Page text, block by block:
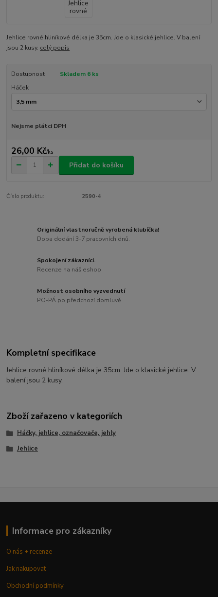
Jehlice rovné hliníkové délka je 35cm. Jde o klasické jehlice. V balení
jsou 2 kusy. celý popis
Dostupnost
Skladem 6 ks
Háček
Nejsme plátci DPH
26,00 Kč/ks
Přidat do košíku
Číslo produktu: 2590-4
Originální vlastnoručně vyrobená klubíčka!
Doba dodání 3-7 pracovních dnů.
Spokojení zákazníci.
Recenze na náš eshop
Možnost osobního vyzvednutí
PO-PÁ po předchozí domluvě
Kompletní specifikace
Jehlice rovné hliníkové délka je 35cm. Jde o klasické jehlice. V
balení jsou 2 kusy.
Zboží zařazeno v kategoriích
Háčky, jehlice, označovače, jehly
Jehlice
Informace pro zákazníky
O nás + recenze
Jak nakupovat
Obchodní podmínky